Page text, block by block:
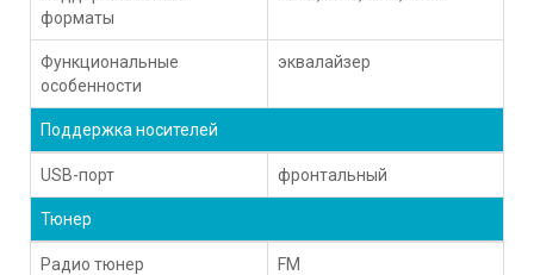
форматы
Функциональные
особенности
эквалайзер
Поддержка носителей
USB-порт фронтальный
Тюнер
Радио тюнер FM